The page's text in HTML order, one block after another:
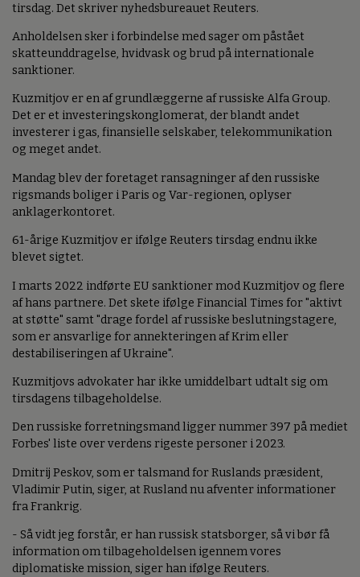
tirsdag. Det skriver nyhedsbureauet Reuters.
Anholdelsen sker i forbindelse med sager om påstået
skatteunddragelse, hvidvask og brud på internationale
sanktioner.
Kuzmitjov er en af grundlæggerne af russiske Alfa Group.
Det er et investeringskonglomerat, der blandt andet
investerer i gas, finansielle selskaber, telekommunikation
og meget andet.
Mandag blev der foretaget ransagninger af den russiske
rigsmands boliger i Paris og Var-regionen, oplyser
anklagerkontoret.
61-årige Kuzmitjov er ifølge Reuters tirsdag endnu ikke
blevet sigtet.
I marts 2022 indførte EU sanktioner mod Kuzmitjov og flere
af hans partnere. Det skete ifølge Financial Times for "aktivt
at støtte" samt "drage fordel af russiske beslutningstagere,
som er ansvarlige for annekteringen af Krim eller
destabiliseringen af Ukraine".
Kuzmitjovs advokater har ikke umiddelbart udtalt sig om
tirsdagens tilbageholdelse.
Den russiske forretningsmand ligger nummer 397 på mediet
Forbes' liste over verdens rigeste personer i 2023.
Dmitrij Peskov, som er talsmand for Ruslands præsident,
Vladimir Putin, siger, at Rusland nu afventer informationer
fra Frankrig.
- Så vidt jeg forstår, er han russisk statsborger, så vi bør få
information om tilbageholdelsen igennem vores
diplomatiske mission, siger han ifølge Reuters.